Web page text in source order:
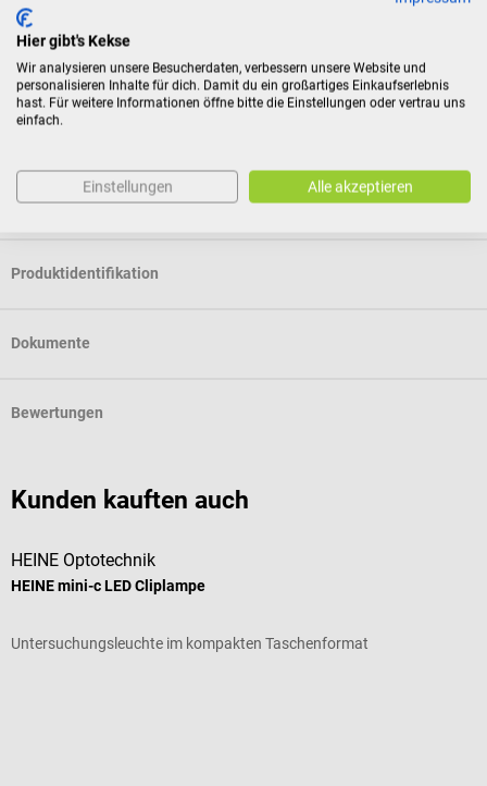
1 Satz IceCap Einweg-Schutzkappen
1 USB zu USB-C Ladekabel
Das abgebildete
Eigenschaften
Produktidentifikation
Dokumente
Bewertungen
Kunden kauften auch
HEINE Optotechnik
HEINE mini-c LED Cliplampe
Untersuchungsleuchte im kompakten Taschenformat
Hier gibt's Kekse
Wir analysieren unsere Besucherdaten, verbessern unsere Website und
personalisieren Inhalte für dich. Damit du ein großartiges Einkaufserlebnis
hast. Für weitere Informationen öffne bitte die Einstellungen oder vertrau uns
einfach.
Einstellungen Alle akzeptieren